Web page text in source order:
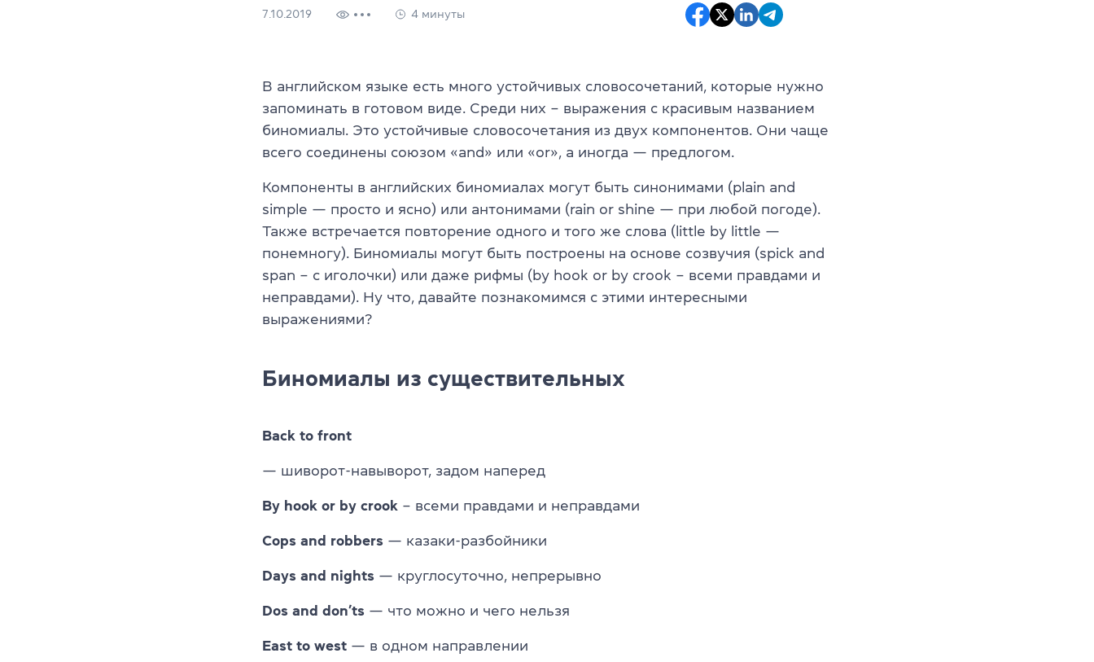
7.10.2019 4 минуты
В английском языке есть много устойчивых словосочетаний, которые нужно
запоминать в готовом виде. Среди них – выражения с красивым названием
биномиалы. Это устойчивые словосочетания из двух компонентов. Они чаще
всего соединены союзом «and» или «or», а иногда — предлогом.
Компоненты в английских биномиалах могут быть синонимами (plain and
simple — просто и ясно) или антонимами (rain or shine — при любой погоде).
Также встречается повторение одного и того же слова (little by little —
понемногу). Биномиалы могут быть построены на основе созвучия (spick and
span – с иголочки) или даже рифмы (by hook or by crook – всеми правдами и
неправдами). Ну что, давайте познакомимся с этими интересными
выражениями?
Биномиалы из существительных
Back to front
— шиворот-навыворот, задом наперед
By hook or by crook – всеми правдами и неправдами
Cops and robbers — казаки-разбойники
Days and nights — круглосуточно, непрерывно
Dos and don’ts — что можно и чего нельзя
East to west — в одном направлении